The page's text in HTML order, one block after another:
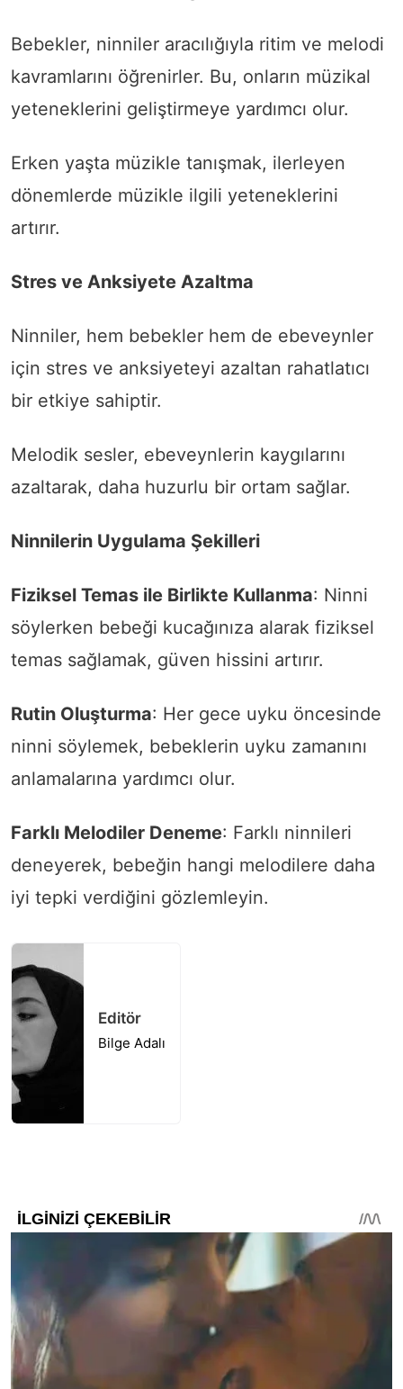
Bebekler, ninniler aracılığıyla ritim ve melodi
kavramlarını öğrenirler. Bu, onların müzikal
yeteneklerini geliştirmeye yardımcı olur.
Erken yaşta müzikle tanışmak, ilerleyen
dönemlerde müzikle ilgili yeteneklerini
artırır.
Stres ve Anksiyete Azaltma
Ninniler, hem bebekler hem de ebeveynler
için stres ve anksiyeteyi azaltan rahatlatıcı
bir etkiye sahiptir.
Melodik sesler, ebeveynlerin kaygılarını
azaltarak, daha huzurlu bir ortam sağlar.
Ninnilerin Uygulama Şekilleri
Fiziksel Temas ile Birlikte Kullanma: Ninni
söylerken bebeği kucağınıza alarak fiziksel
temas sağlamak, güven hissini artırır.
Rutin Oluşturma: Her gece uyku öncesinde
ninni söylemek, bebeklerin uyku zamanını
anlamalarına yardımcı olur.
Farklı Melodiler Deneme: Farklı ninnileri
deneyerek, bebeğin hangi melodilere daha
iyi tepki verdiğini gözlemleyin.
Editör
Bilge Adalı